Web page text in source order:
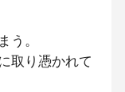
。
取り憑かれて